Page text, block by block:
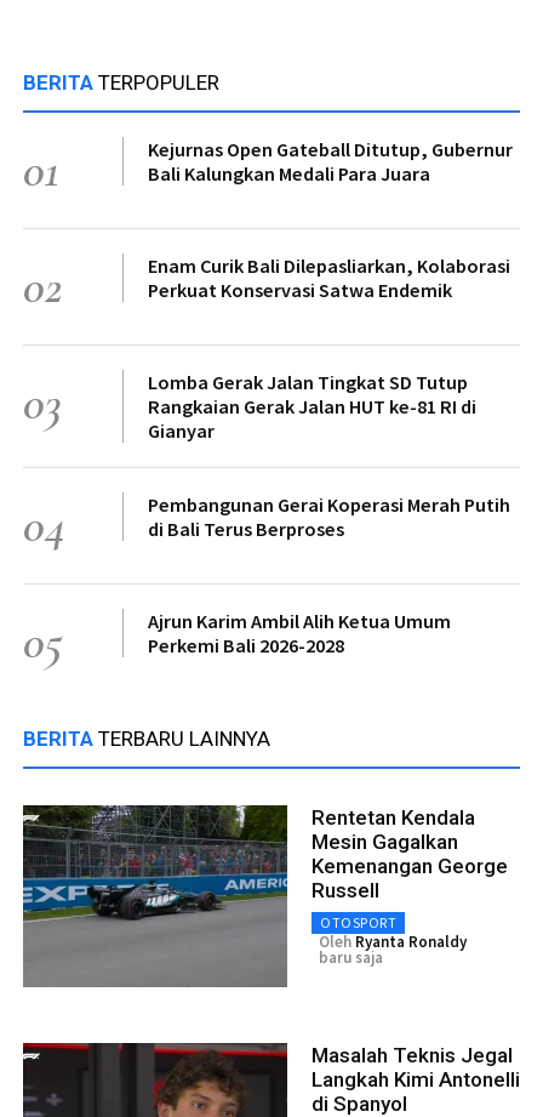
BERITA TERPOPULER
01
Kejurnas Open Gateball Ditutup, Gubernur
Bali Kalungkan Medali Para Juara
02
Enam Curik Bali Dilepasliarkan, Kolaborasi
Perkuat Konservasi Satwa Endemik
03
Lomba Gerak Jalan Tingkat SD Tutup
Rangkaian Gerak Jalan HUT ke-81 RI di
Gianyar
04
Pembangunan Gerai Koperasi Merah Putih
di Bali Terus Berproses
05
Ajrun Karim Ambil Alih Ketua Umum
Perkemi Bali 2026-2028
BERITA TERBARU LAINNYA
Rentetan Kendala
Mesin Gagalkan
Kemenangan George
Russell
OTOSPORT
Oleh Ryanta Ronaldy
baru saja
Masalah Teknis Jegal
Langkah Kimi Antonelli
di Spanyol